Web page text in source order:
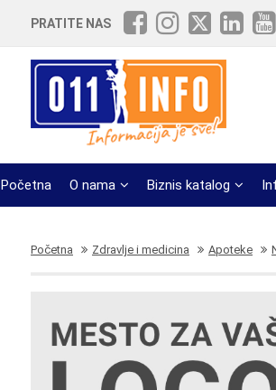
PRATITE NAS
Početna O nama Biznis katalog
Početna Zdravlje i medicina Apoteke